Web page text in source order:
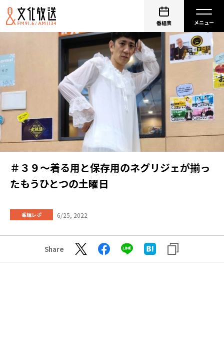
番組表
＃３９～着る用と保存用のネグリジェが揃っ
たもうひとつの土曜日
番組レポ 6/25, 2022
Share